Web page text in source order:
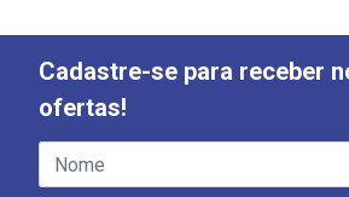
Cadastre-se para receber
ofertas!